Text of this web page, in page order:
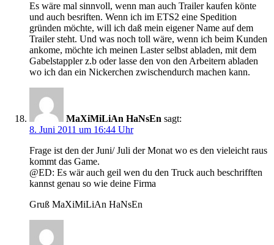
Es wäre mal sinnvoll, wenn man auch Trailer kaufen könte
und auch besriften. Wenn ich im ETS2 eine Spedition
gründen möchte, will ich daß mein eigener Name auf dem
Trailer steht. Und was noch toll wäre, wenn ich beim Kunden
ankome, möchte ich meinen Laster selbst abladen, mit dem
Gabelstappler z.b oder lasse den von den Arbeitern abladen
wo ich dan ein Nickerchen zwischendurch machen kann.
MaXiMiLiAn HaNsEn sagt:
8. Juni 2011 um 16:44 Uhr
Frage ist den der Juni/ Juli der Monat wo es den vieleicht raus
kommt das Game.
@ED: Es wär auch geil wen du den Truck auch beschrifften
kannst genau so wie deine Firma
Gruß MaXiMiLiAn HaNsEn